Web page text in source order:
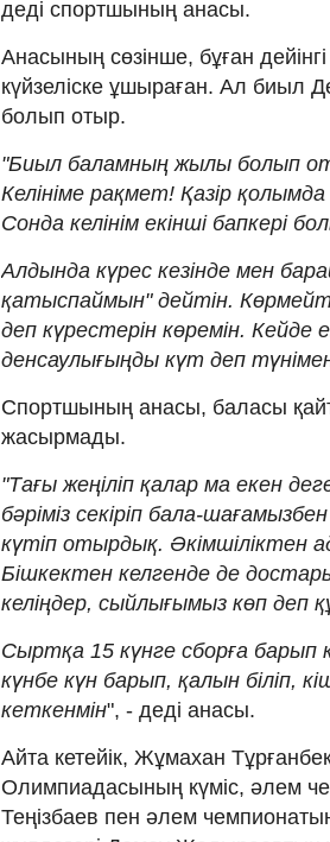
деді спортшының анасы.
Анасының сөзінше, бұған
күйзеліске ұшыраған. Ал биыл
болып отыр.
"Биыл баламның жылы болып
Келініме рақмет! Қазір
Сонда келінім екінші бапкері
Алдында күрес кезінде мен
қатыспаймын" дейтін.
деп күрестерін көремін. Кейде
денсаулығыңды күт деп
Спортшының анасы, баласы
жасырмады.
"Тағы жеңіліп қалар ма екен
бәріміз секіріп бала-
күтіп отырдық. Әкімшіліктен
Бішкектен келгенде де
келіңдер, сыйлығымыз көп
Сыртқа 15 күнге сборға барып
күнбе күн барып, қалын біліп,
кеткенмін", - деді анасы.
Айта кетейік, Жұмахан
Олимпиадасының күміс, әлем
Теңізбаев пен әлем